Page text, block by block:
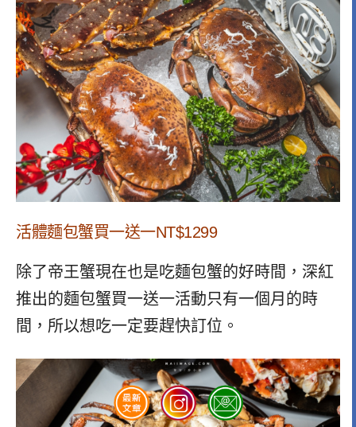
活體麵包蟹買一送一NT$1299
除了帝王蟹現在也是吃麵包蟹的好時間，深紅
推出的麵包蟹買一送一活動只有一個月的時
間，所以想吃一定要趕快訂位。